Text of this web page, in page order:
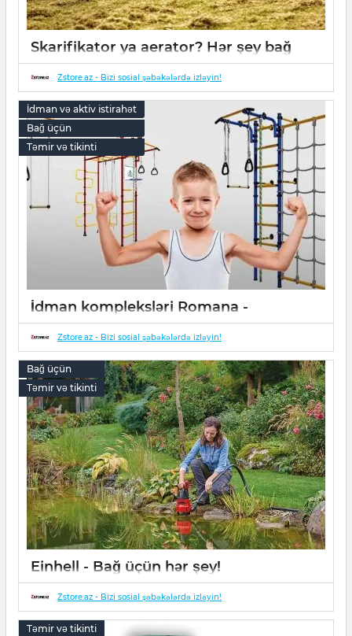
Skarifikator ya aerator? Hər şey bağ
üçün!
Zstore.az - Bizi sosial şəbəkələrdə izləyin!
İdman və aktiv istirahət
Bağ üçün
Təmir və tikinti
İdman kompleksləri Romana -
uşaqlarınız üçün!
Zstore.az - Bizi sosial şəbəkələrdə izləyin!
Bağ üçün
Təmir və tikinti
Einhell - Bağ üçün hər şey!
Zstore.az - Bizi sosial şəbəkələrdə izləyin!
Təmir və tikinti